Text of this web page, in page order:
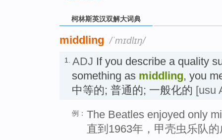
柯林斯英汉双解大词典
middling /ˈmɪdlɪŋ/
1. ADJ If you describe a quality
something as middling, you
中等的; 普通的; 一般化的 [usu
例： The Beatles enjoyed only
直到1963年，甲壳虫乐队